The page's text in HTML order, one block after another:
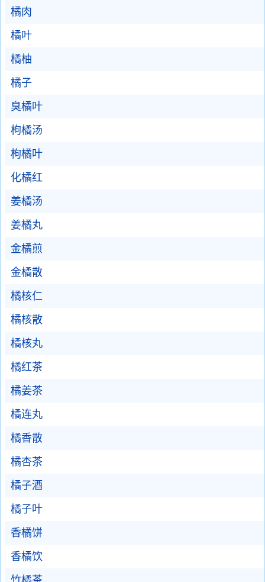
橘肉
橘叶
橘柚
橘子
臭橘叶
枸橘汤
枸橘叶
化橘红
姜橘汤
姜橘丸
金橘煎
金橘散
橘核仁
橘核散
橘核丸
橘红茶
橘姜茶
橘连丸
橘香散
橘杏茶
橘子酒
橘子叶
香橘饼
香橘饮